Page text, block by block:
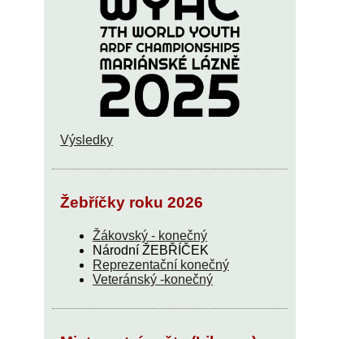
Výsledky
Žebříčky roku 2026
Žákovský - konečný
Národní ŽEBŘÍČEK
Reprezentační konečný
Veteránský -konečný